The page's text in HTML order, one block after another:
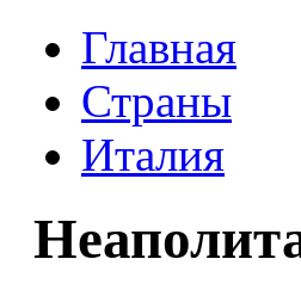
Главная
Страны
Италия